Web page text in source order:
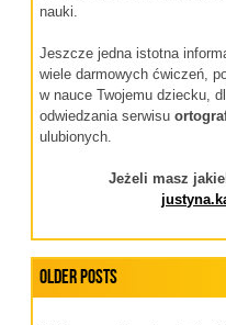
nauki.
Jeszcze jedna istotna
wiele darmowych ćwiczeń,
w nauce Twojemu dziecku,
odwiedzania serwisu
ulubionych.
Jeżeli masz
Older Posts